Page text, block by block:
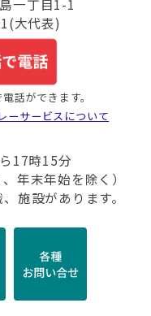
一丁目1-1
大代表)
話ができます。
ーサービスについて
17時15分
年末年始を除く）
施設があります。